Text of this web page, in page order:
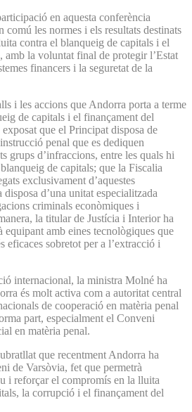
en aquesta conferència
comú les normes i els resultats destinats
contra el blanqueig de capitals i el
amb la voluntat final de protegir l’Estat
financers i la seguretat de la
i les accions que Andorra porta a terme
de capitals i el finançament del
que el Principat disposa de
penal que es dediquen
grups d’infraccions, entre les quals hi
de capitals; que la Fiscalia
exclusivament d’aquestes
d’una unitat especialitzada
criminals econòmiques i
la titular de Justícia i Interior ha
equipant amb eines tecnològiques que
eficaces sobretot per a l’extracció i
internacional, la ministra Molné ha
és molt activa com a autoritat central
de cooperació en matèria penal
part, especialment el Conveni
en matèria penal.
que recentment Andorra ha
de Varsòvia, fet que permetrà
i reforçar el compromís en la lluita
la corrupció i el finançament del